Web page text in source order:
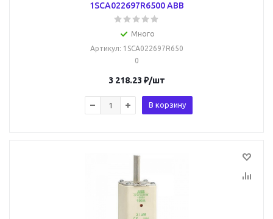
1SCA022697R6500 ABB
Много
Артикул: 1SCA022697R650
0
3 218.23 ₽/шт
В корзину